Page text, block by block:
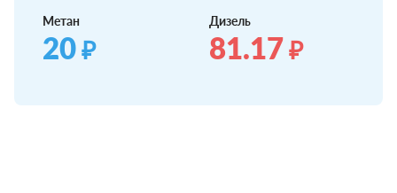
Метан
20₽
Дизель
81.17₽